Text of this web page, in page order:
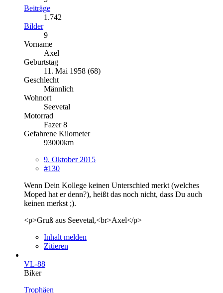
Beiträge
1.742
Bilder
9
Vorname
Axel
Geburtstag
11. Mai 1958 (68)
Geschlecht
Männlich
Wohnort
Seevetal
Motorrad
Fazer 8
Gefahrene Kilometer
93000km
9. Oktober 2015
#130
Wenn Dein Kollege keinen Unterschied merkt (welches
Moped hat er denn?), heißt das noch nicht, dass Du auch
keinen merkst ;).
<p>Gruß aus Seevetal,<br>Axel</p>
Inhalt melden
Zitieren
VL-88
Biker
Trophäen